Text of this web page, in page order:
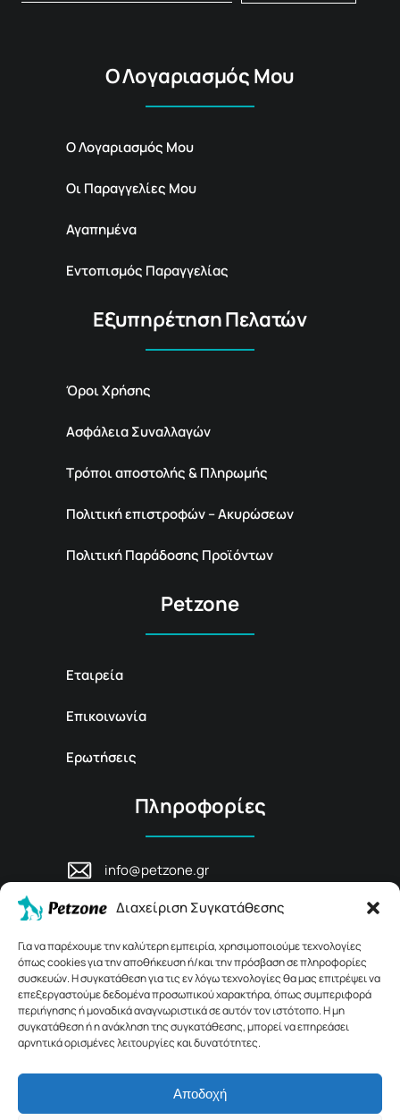
Διαχείριση Συγκατάθεσης
Για να παρέχουμε την καλύτερη εμπειρία, χρησιμοποιούμε τεχνολογίες
όπως cookies για την αποθήκευση ή/και την πρόσβαση σε πληροφορίες
συσκευών. Η συγκατάθεση για τις εν λόγω τεχνολογίες θα μας επιτρέψει να
επεξεργαστούμε δεδομένα προσωπικού χαρακτήρα, όπως συμπεριφορά
περιήγησης ή μοναδικά αναγνωριστικά σε αυτόν τον ιστότοπο. Η μη
συγκατάθεση ή η ανάκληση της συγκατάθεσης, μπορεί να επηρεάσει
αρνητικά ορισμένες λειτουργίες και δυνατότητες.
Αποδοχή
Ο Λογαριασμός Μου
Ο Λογαριασμός Μου
Οι Παραγγελίες Μου
Αγαπημένα
Εντοπισμός Παραγγελίας
Εξυπηρέτηση Πελατών
Όροι Χρήσης
Ασφάλεια Συναλλαγών
Τρόποι αποστολής & Πληρωμής
Πολιτική επιστροφών – Ακυρώσεων
Πολιτική Παράδοσης Προϊόντων
Petzone
Εταιρεία
Επικοινωνία
Ερωτήσεις
Πληροφορίες
info@petzone.gr
Ρέθυμνο, Κρήτη